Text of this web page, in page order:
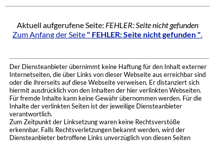
Aktuell aufgerufene Seite: FEHLER: Seite nicht gefunden
Zum Anfang der Seite " FEHLER: Seite nicht gefunden ".
Der Diensteanbieter übernimmt keine Haftung für den Inhalt externer
Internetseiten, die über Links von dieser Webseite aus erreichbar sind
oder die ihrerseits auf diese Webseite verweisen. Er distanziert sich
hiermit ausdrücklich von den Inhalten der hier verlinkten Webseiten.
Für fremde Inhalte kann keine Gewähr übernommen werden. Für die
Inhalte der verlinkten Seiten ist der jeweilige Diensteanbieter
verantwortlich.
Zum Zeitpunkt der Linksetzung waren keine Rechtsverstöße
erkennbar. Falls Rechtsverletzungen bekannt werden, wird der
Diensteanbieter betroffene Links unverzüglich von diesen Seiten